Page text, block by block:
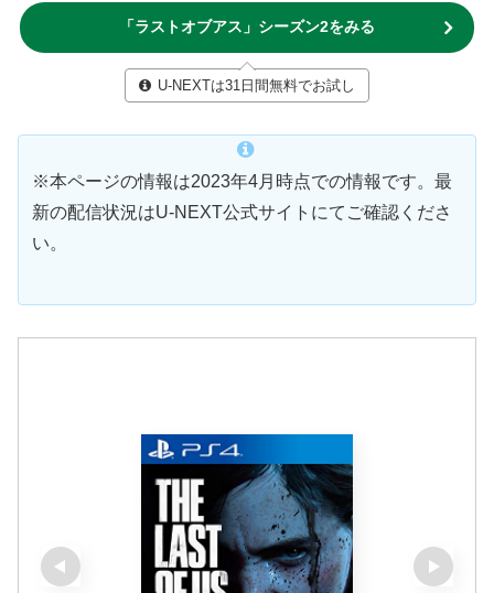
「ラストオブアス」シーズン2をみる
U-NEXTは31日間無料でお試し
※本ページの情報は2023年4月時点での情報です。最
新の配信状況はU-NEXT公式サイトにてご確認くださ
い。